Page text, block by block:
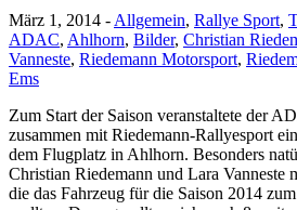
März 1, 2014 - Allgemein, Rallye Sport,
ADAC, Ahlhorn, Bilder, Christian
Vanneste, Riedemann Motorsport,
Ems
Zum Start der Saison veranstaltete der
zusammen mit Riedemann-Rallyesport
dem Flugplatz in Ahlhorn. Besonders
Christian Riedemann und Lara Vanneste
die das Fahrzeug für die Saison 2014